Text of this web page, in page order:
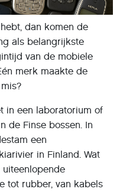
dan komen de
als belangrijkste
van de mobiele
merk maakte de
in een laboratorium of
de Finse bossen. In
een
in Finland. Wat
tot rubber, van kabels